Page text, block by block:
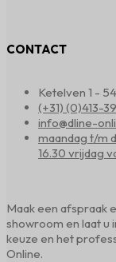
CONTACT
Ketelven 1 -
(+31) (0)413-
info@dline-
maandag t/m
16.30 vrijdag
Maak een afspraak
showroom en laat u
keuze en het
Online.